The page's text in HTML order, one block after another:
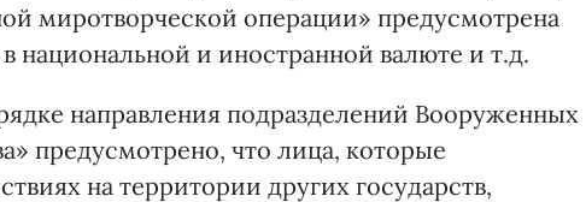
миротворческой операции» предусмотрена
национальной и иностранной валюте и т.д.
направления подразделений Вооруженных
предусмотрено, что лица, которые
на территории других государств,